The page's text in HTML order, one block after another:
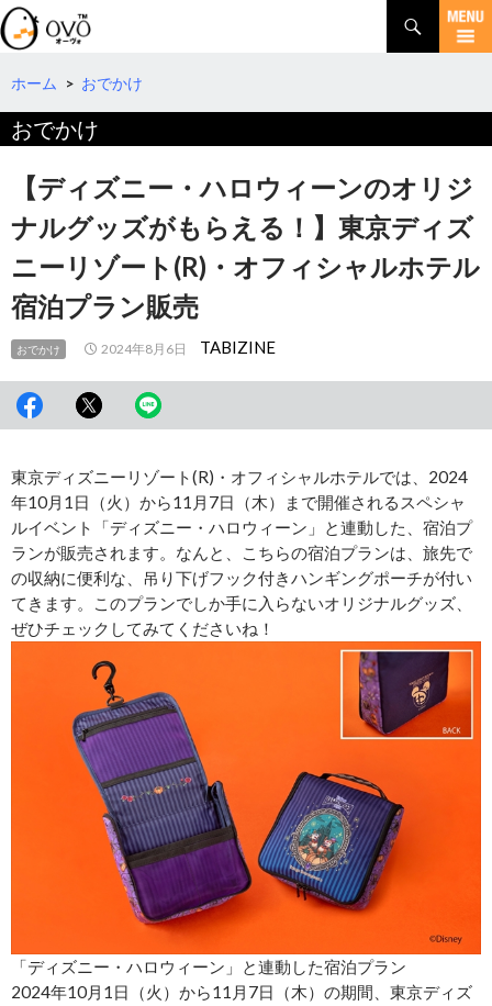
検
索
コ
テ
ツ
へ
ホーム > おでかけ
おでかけ
【ディズニー・ハロウィーンのオリジ
ナルグッズがもらえる！】東京ディズ
ニーリゾート(R)・オフィシャルホテル
宿泊プラン販売
おでかけ 2024年8月6日 TABIZINE
東京ディズニーリゾート(R)・オフィシャルホテルでは、2024
年10月1日（火）から11月7日（木）まで開催されるスペシャ
ルイベント「ディズニー・ハロウィーン」と連動した、宿泊プ
ランが販売されます。なんと、こちらの宿泊プランは、旅先で
の収納に便利な、吊り下げフック付きハンギングポーチが付い
てきます。このプランでしか手に入らないオリジナルグッズ、
ぜひチェックしてみてくださいね！
「ディズニー・ハロウィーン」と連動した宿泊プラン
2024年10月1日（火）から11月7日（木）の期間、東京ディズ